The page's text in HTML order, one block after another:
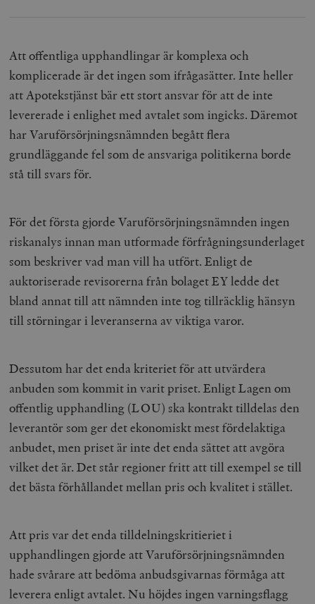
Att offentliga upphandlingar är komplexa och
komplicerade är det ingen som ifrågasätter. Inte heller
att Apotekstjänst bär ett stort ansvar för att de inte
levererade i enlighet med avtalet som ingicks. Däremot
har Varuförsörjningsnämnden begått flera
grundläggande fel som de ansvariga politikerna borde
stå till svars för.
För det första gjorde Varuförsörjningsnämnden ingen
riskanalys innan man utformade förfrågningsunderlaget
som beskriver vad man vill ha utfört. Enligt de
auktoriserade revisorerna från bolaget EY ledde det
bland annat till att nämnden inte tog tillräcklig hänsyn
till störningar i leveranserna av viktiga varor.
Dessutom har det enda kriteriet för att utvärdera
anbuden som kommit in varit priset. Enligt Lagen om
offentlig upphandling (LOU) ska kontrakt tilldelas den
leverantör som ger det ekonomiskt mest fördelaktiga
anbudet, men priset är inte det enda sättet att avgöra
vilket det är. Det står regioner fritt att till exempel se till
det bästa förhållandet mellan pris och kvalitet i stället.
Att pris var det enda tilldelningskritieriet i
upphandlingen gjorde att Varuförsörjningsnämnden
hade svårare att bedöma anbudsgivarnas förmåga att
leverera enligt avtalet. Nu höjdes ingen varningsflagg